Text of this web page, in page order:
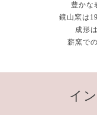
豊かな
鏡山窯は
成形
薪窯で
イ